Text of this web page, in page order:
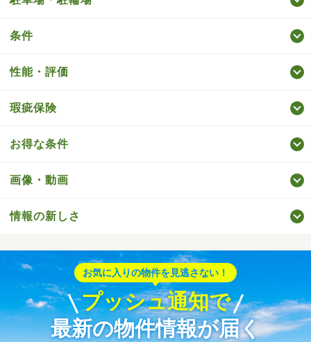
条件
性能・評価
瑕疵保険
お得な条件
画像・動画
情報の新しさ
お気に入りの物件を見逃さない！
プッシュ通知で
最新の物件情報が届く